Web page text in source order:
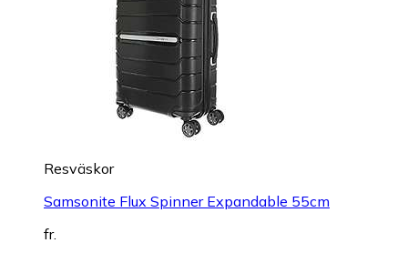
Resväskor
Samsonite Flux Spinner Expandable 55cm
fr.